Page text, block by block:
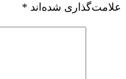
علامت‌گذاری شده‌اند *